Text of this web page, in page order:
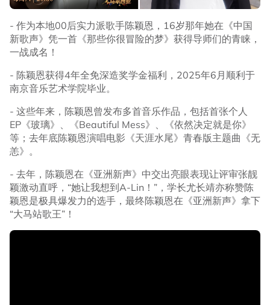
- 作为本地00后实力派歌手陈颖恩，16岁那年她在《中国
新歌声》凭一首《那些你很冒险的梦》获得导师们的青睐，
一战成名！
- 陈颖恩获得4年全免深造奖学金福利，2025年6月顺利于
南京音乐艺术学院毕业。
- 这些年来，陈颖恩曾发布多首音乐作品，包括首张个人
EP《玻璃》、《Beautiful Mess》、《依然决定就是你》
等；去年底陈颖恩演唱电影《天涯水尾》青春版主题曲《无
恙》。
- 去年，陈颖恩在《亚洲新声》中交出亮眼表现让评审张靓
颖激动直呼，“她让我想到A-Lin！”，学长尤长靖亦称赞陈
颖恩是极具爆发力的选手，最终陈颖恩在《亚洲新声》拿下
“大马站歌王”！